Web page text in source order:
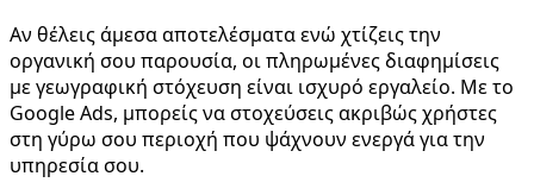
Αν θέλεις άμεσα αποτελέσματα ενώ χτίζεις την
οργανική σου παρουσία, οι πληρωμένες διαφημίσεις
με γεωγραφική στόχευση είναι ισχυρό εργαλείο. Με το
Google Ads, μπορείς να στοχεύσεις ακριβώς χρήστες
στη γύρω σου περιοχή που ψάχνουν ενεργά για την
υπηρεσία σου.